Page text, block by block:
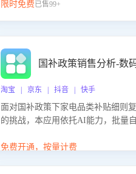
限时免费已售99+
国补政策销售分析-数
淘宝 | 京东 | 抖音 | 快手
面对国补政策下家电品类补贴细则
的挑战，本应用依托AI能力，批量
政策的关注焦点与购买意向，深度
免费开通，按量计费